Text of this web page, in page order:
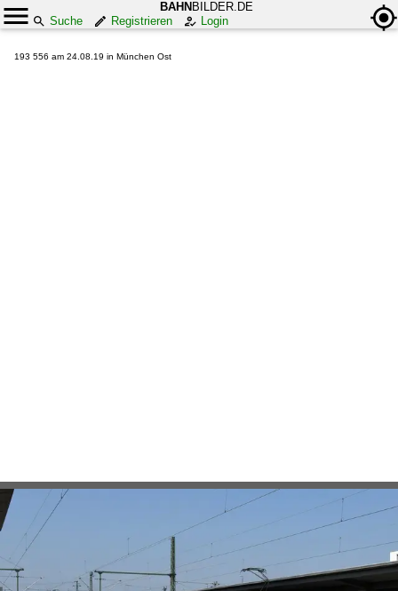
BAHN BILDER.DE
Suche
Registrieren Login
193 556 am 24.08.19 in München Ost